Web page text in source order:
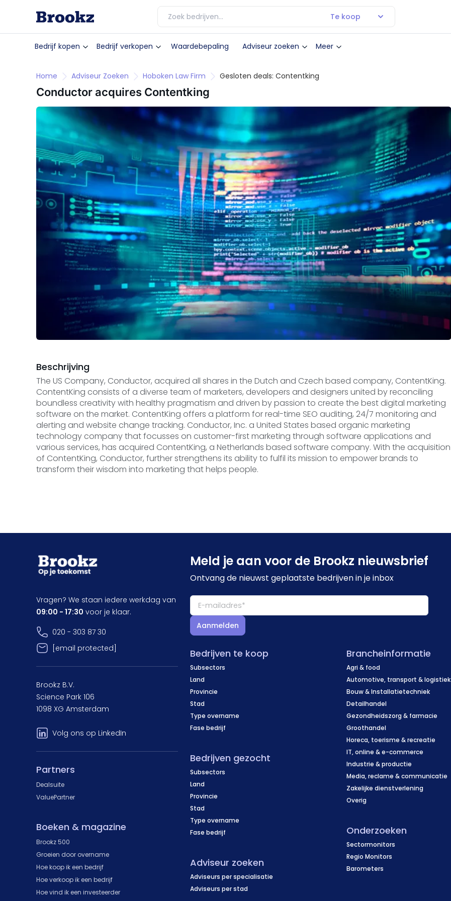
Te koop
Bedrijf kopen Bedrijf verkopen Waardebepaling Adviseur zoeken Meer
Home Adviseur Zoeken Hoboken Law Firm Gesloten deals: Contentking
Conductor acquires Contentking
Beschrijving
The US Company, Conductor, acquired all shares in the Dutch and Czech based company, ContentKing.
ContentKing consists of a diverse team of marketers, developers and designers united by reconciling
boundless creativity with healthy pragmatism and driven by passion to create the best digital marketing
software on the market. ContentKing offers a platform for real-time SEO auditing, 24/7 monitoring and
alerting and website change tracking. Conductor, Inc. a United States based organic marketing
technology company that focusses on customer-first marketing through software applications and
various services, has acquired ContentKing, a Netherlands based software company. With the acquisition
of ContentKing, Conductor, further strengthens its ability to fulfil its mission to empower brands to
transform their wisdom into marketing that helps people.
Meld je aan voor de Brookz nieuwsbrief
Ontvang de nieuwst geplaatste bedrijven in je inbox
Aanmelden
Bedrijven te koop
Subsectors
Land
Provincie
Stad
Type overname
Fase bedrijf
Bedrijven gezocht
Subsectors
Land
Provincie
Stad
Type overname
Fase bedrijf
Adviseur zoeken
Adviseurs per specialisatie
Adviseurs per stad
Brancheinformatie
Agri & food
Automotive, transport & logistiek
Bouw & Installatietechniek
Detailhandel
Gezondheidszorg & farmacie
Groothandel
Horeca, toerisme & recreatie
IT, online & e-commerce
Industrie & productie
Media, reclame & communicatie
Zakelijke dienstverlening
Overig
Onderzoeken
Sectormonitors
Regio Monitors
Barometers
Vragen? We staan iedere werkdag van
09:00 - 17:30 voor je klaar.
020 - 303 87 30
[email protected]
Brookz B.V.
Science Park 106
1098 XG Amsterdam
Volg ons op LinkedIn
Partners
Dealsuite
ValuePartner
Boeken & magazine
Brookz 500
Groeien door overname
Hoe koop ik een bedrijf
Hoe verkoop ik een bedrijf
Hoe vind ik een investeerder